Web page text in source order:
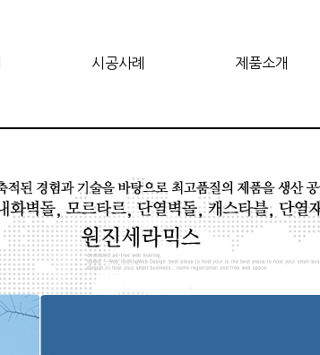
시공사례 제품소개